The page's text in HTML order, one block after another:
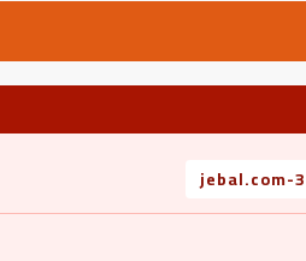
3-jebal.com